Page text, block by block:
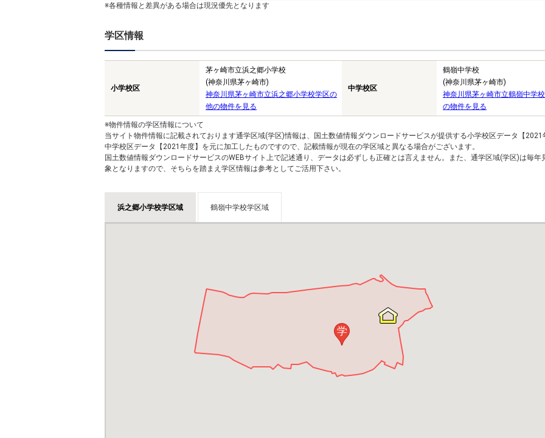
※各種情報と差異がある場合は現況優先となります
学区情報
小学校区
茅ヶ崎市立浜之郷小学校
(神奈川県茅ヶ崎市)
神奈川県茅ヶ崎市立浜之郷小学校学区の
他の物件を見る
中学校区
鶴嶺中学校
(神奈川県茅ヶ崎市)
神奈川県茅ヶ崎市立鶴嶺中学
の物件を見る
※物件情報の学区情報について
当サイト物件情報に記載されております通学区域(学区)情報は、国土数値情報ダウンロードサービスが提供する小学校区データ【2021
中学校区データ【2021年度】を元に加工したものですので、記載情報が現在の学区域と異なる場合がございます。
国土数値情報ダウンロードサービスのWEBサイト上で記述通り、データは必ずしも正確とは言えません。また、通学区域(学区)は毎年
象となりますので、そちらを踏まえ学区情報は参考としてご活用下さい。
浜之郷小学校学区域 鶴嶺中学校学区域
学